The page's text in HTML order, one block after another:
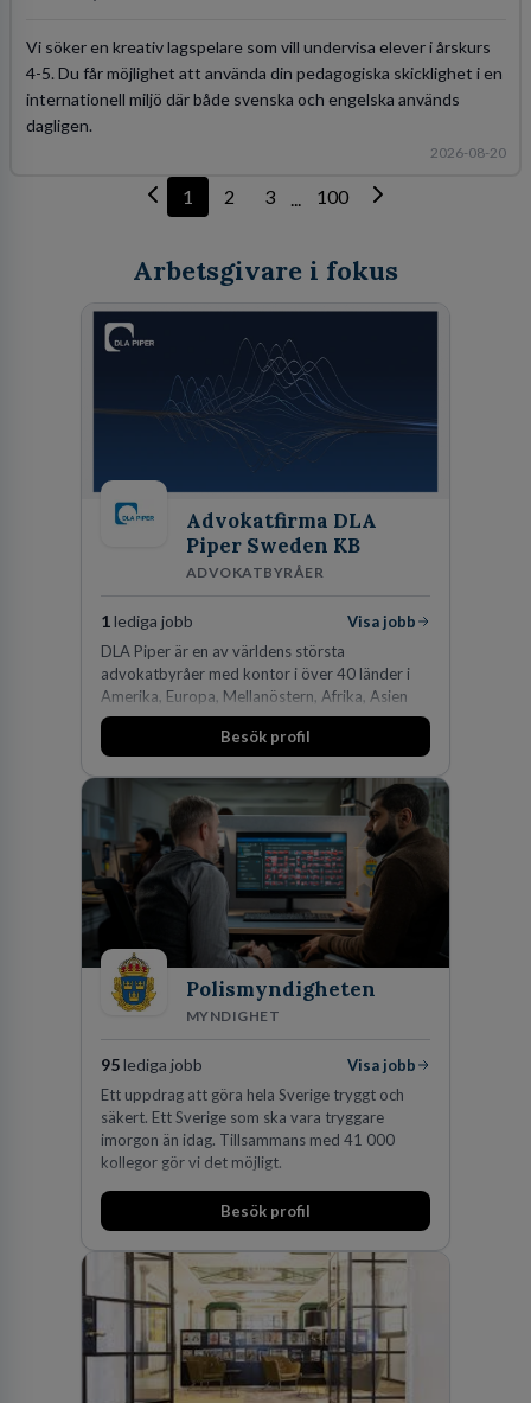
Vi söker en kreativ lagspelare som vill undervisa elever i årskurs
4-5. Du får möjlighet att använda din pedagogiska skicklighet i en
internationell miljö där både svenska och engelska används
dagligen.
2026-08-20
1 2 3 ... 100
Arbetsgivare i fokus
Advokatfirma DLA
Piper Sweden KB
ADVOKATBYRÅER
1lediga jobb
Visa jobb
DLA Piper är en av världens största
advokatbyråer med kontor i över 40 länder i
Amerika, Europa, Mellanöstern, Afrika, Asien
och Oceanien. Vi är specialister inom
affärsjuridikens alla områden och vi har några
fler än 450 jurister på fem kontor i Stockholm,
Köpenhamn, Århus, Oslo och Helsingfors kan vi
på DLA Piper erbjuda våra klienter en unik,
effektiv och gränsöverskridande nordisk
expertis. På vårt kontor i centrala Stockholm är
vi idag drygt 240 medarbetare.
Besök profil
Polismyndigheten
MYNDIGHET
95lediga jobb
Visa jobb
Ett uppdrag att göra hela Sverige tryggt och
säkert. Ett Sverige som ska vara tryggare
imorgon än idag. Tillsammans med 41 000
kollegor gör vi det möjligt.
Besök profil